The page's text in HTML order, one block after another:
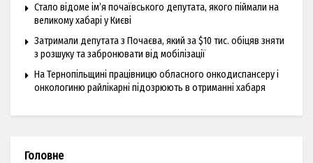
Стало відоме ім’я почаївського депутата, якого піймали на
великому хабарі у Києві
Затримали депутата з Почаєва, який за $10 тис. обіцяв зняти
з розшуку та забронювати від мобілізації
На Тернопільщині працівницю обласного онкодиспансеру і
онкологиню райлікарні підозрюють в отриманні хабаря
Головне